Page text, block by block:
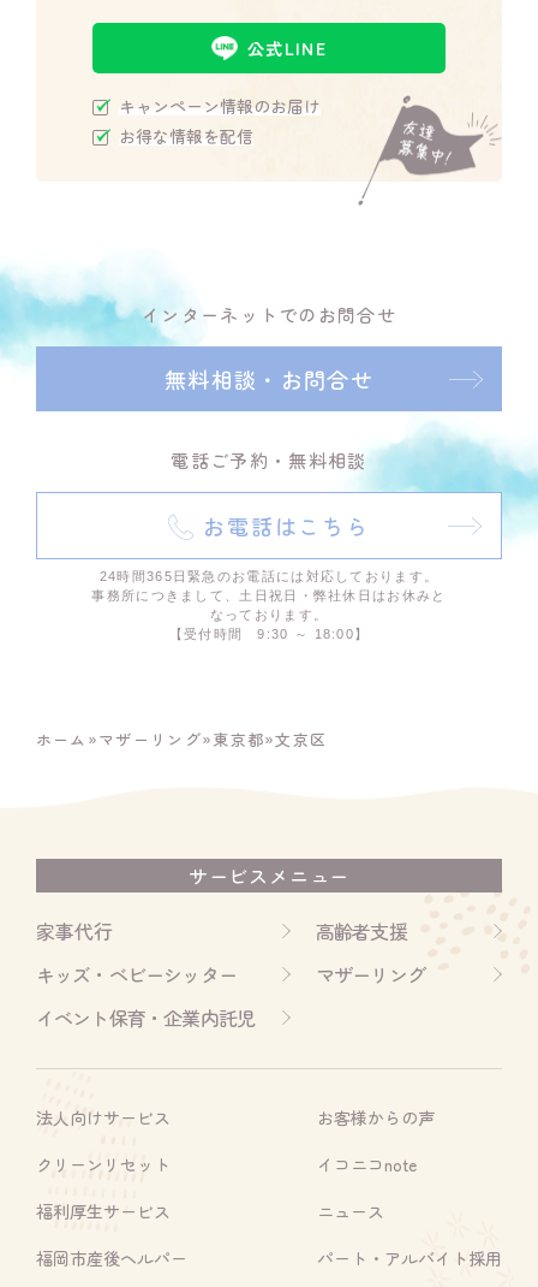
公式LINE
キャンペーン情報のお届け
お得な情報を配信
インターネットでのお問合せ
無料相談・お問合せ
電話ご予約・無料相談
お電話はこちら
24時間365日緊急のお電話には対応しております。
事務所につきまして、土日祝日・弊社休日はお休みと
なっております。
【受付時間 9:30 ～ 18:00】
ホーム »マザーリング»東京都»文京区
サービスメニュー
家事代行
高齢者支援
キッズ・ベビーシッター
マザーリング
イベント保育・企業内託児
法人向けサービス
クリーンリセット
福利厚生サービス
福岡市産後ヘルパー
お客様からの声
イコニコnote
ニュース
パート・アルバイト採用